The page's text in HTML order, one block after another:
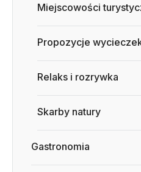
Miejscowości
Propozycje
Relaks i rozrywka
Skarby natury
Gastronomia